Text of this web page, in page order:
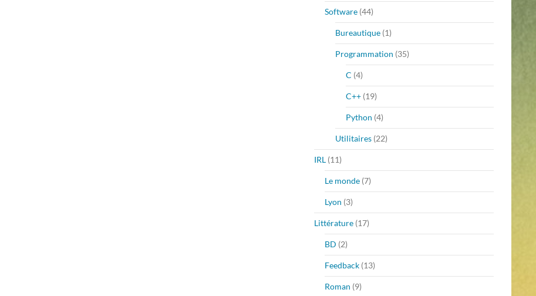
Software (44)
Bureautique (1)
Programmation (35)
C (4)
C++ (19)
Python (4)
Utilitaires (22)
IRL (11)
Le monde (7)
Lyon (3)
Littérature (17)
BD (2)
Feedback (13)
Roman (9)